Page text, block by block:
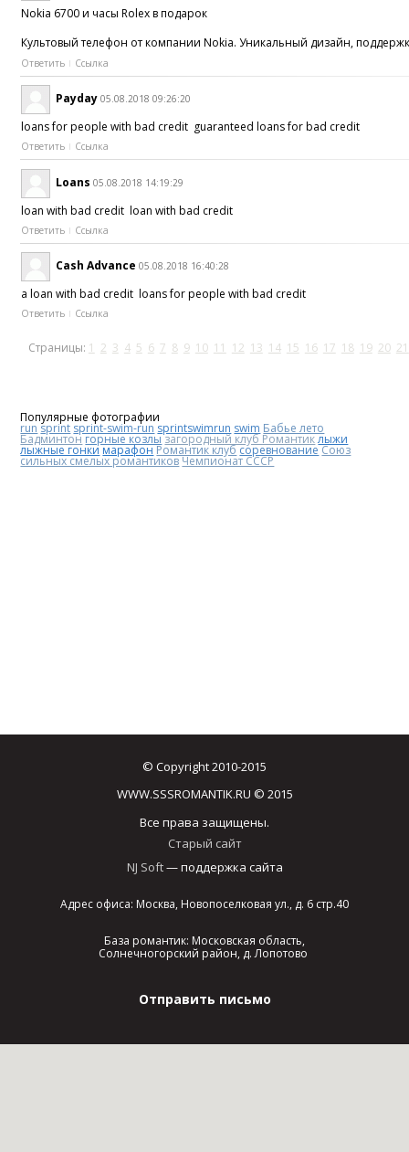
Nokia 6700 и часы Rolex в подарок
Культовый телефон от компании Nokia. Уникальный дизайн,
Ответить Ссылка
Payday 05.08.2018 09:26:20
loans for people with bad credit guaranteed loans for bad credit
Ответить Ссылка
Loans 05.08.2018 14:19:29
loan with bad credit loan with bad credit
Ответить Ссылка
Cash Advance 05.08.2018 16:40:28
a loan with bad credit loans for people with bad credit
Ответить Ссылка
Страницы: 1 2 3 4 5 6 7 8 9 10 11 12 13 14 15 16 17 18 19 20 21
Популярные фотографии
run sprint sprint-swim-run sprintswimrun swim Бабье лето
Бадминтонгорные козлы загородный клуб Романтиклыжи
лыжные гонки марафонРомантик клубсоревнованиеСоюз
сильных смелых романтиковЧемпионат СССР
© Copyright 2010-2015
WWW.SSSROMANTIK.RU © 2015
Все права защищены.
Старый сайт
NJ Soft— поддержка сайта
Адрес офиса: Москва, Новопоселковая ул., д. 6 стр.40
База романтик: Московская область,
Солнечногорский район, д. Лопотово
Отправить письмо